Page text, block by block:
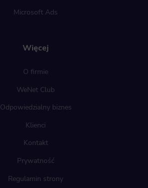
Więcej
O firmie
WeNet Club
Odpowiedzialny biznes
Klienci
Kontakt
Prywatność
Regulamin strony
Microsoft Ads